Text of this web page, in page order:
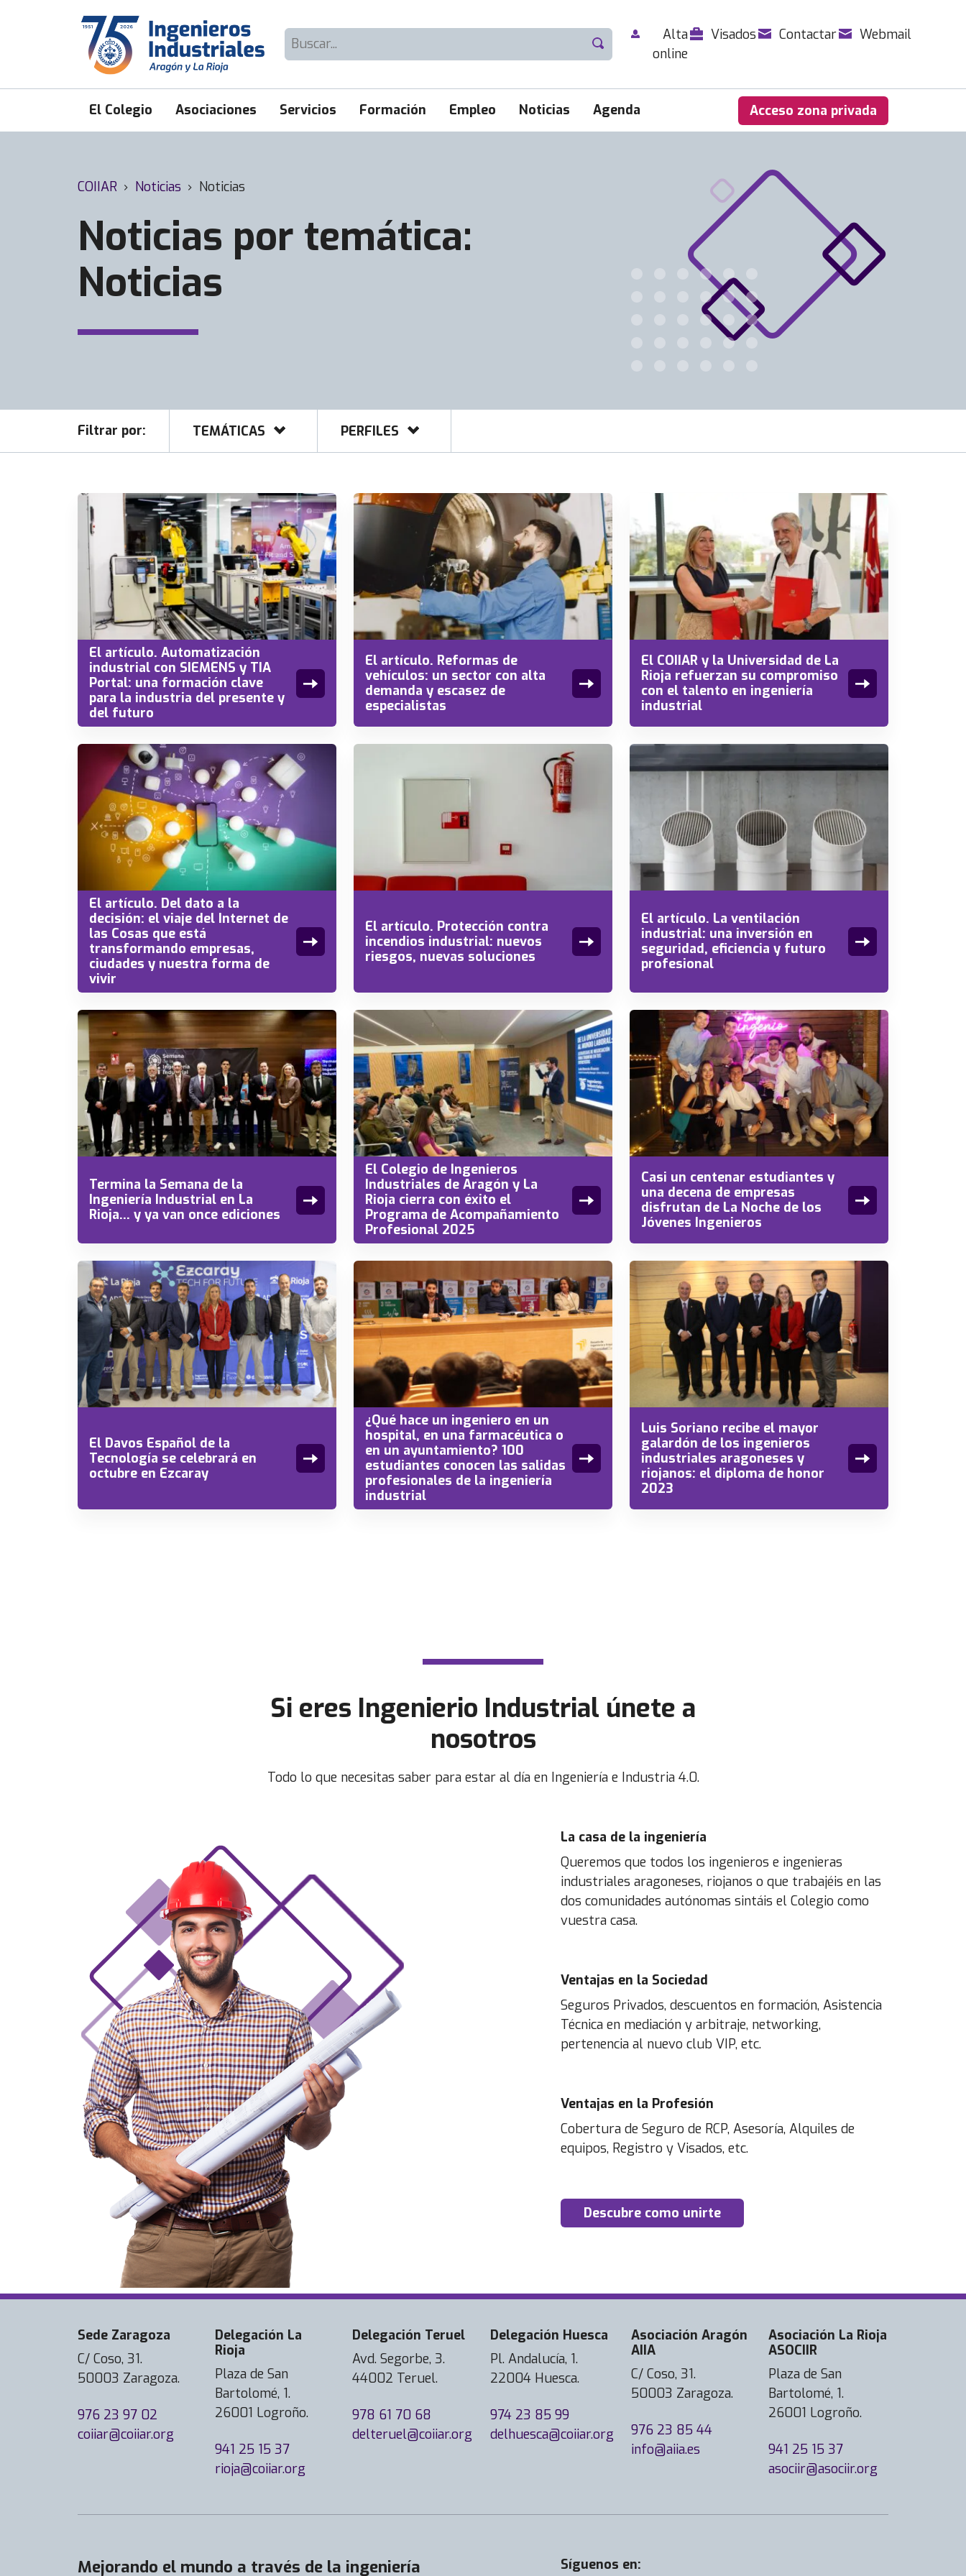
Buscar:
Alta
online
Visados Contactar Webmail
El Colegio Asociaciones Servicios Formación Empleo Noticias Agenda Acceso zona privada
COIIAR › Noticias › Noticias
Noticias por temática:
Noticias
Filtrar por: TEMÁTICAS PERFILES
El artículo. Automatización
industrial con SIEMENS y TIA
Portal: una formación clave
para la industria del presente y
del futuro
El artículo. Reformas de
vehículos: un sector con alta
demanda y escasez de
especialistas
El COIIAR y la Universidad de La
Rioja refuerzan su compromiso
con el talento en ingeniería
industrial
El artículo. Del dato a la
decisión: el viaje del Internet de
las Cosas que está
transformando empresas,
ciudades y nuestra forma de
vivir
El artículo. Protección contra
incendios industrial: nuevos
riesgos, nuevas soluciones
El artículo. La ventilación
industrial: una inversión en
seguridad, eficiencia y futuro
profesional
Termina la Semana de la
Ingeniería Industrial en La
Rioja… y ya van once ediciones
El Colegio de Ingenieros
Industriales de Aragón y La
Rioja cierra con éxito el
Programa de Acompañamiento
Profesional 2025
Casi un centenar estudiantes y
una decena de empresas
disfrutan de La Noche de los
Jóvenes Ingenieros
El Davos Español de la
Tecnología se celebrará en
octubre en Ezcaray
¿Qué hace un ingeniero en un
hospital, en una farmacéutica o
en un ayuntamiento? 100
estudiantes conocen las salidas
profesionales de la ingeniería
industrial
Luis Soriano recibe el mayor
galardón de los ingenieros
industriales aragoneses y
riojanos: el diploma de honor
2023
Si eres Ingenierio Industrial únete a
nosotros
Todo lo que necesitas saber para estar al día en Ingeniería e Industria 4.0.
La casa de la ingeniería
Queremos que todos los ingenieros e ingenieras
industriales aragoneses, riojanos o que trabajéis en las
dos comunidades autónomas sintáis el Colegio como
vuestra casa.
Ventajas en la Sociedad
Seguros Privados, descuentos en formación, Asistencia
Técnica en mediación y arbitraje, networking,
pertenencia al nuevo club VIP, etc.
Ventajas en la Profesión
Cobertura de Seguro de RCP, Asesoría, Alquiles de
equipos, Registro y Visados, etc.
Descubre como unirte
Sede Zaragoza
C/ Coso, 31.
50003 Zaragoza.
976 23 97 02
coiiar@coiiar.org
Delegación La
Rioja
Plaza de San
Bartolomé, 1.
26001 Logroño.
941 25 15 37
rioja@coiiar.org
Delegación Teruel
Avd. Segorbe, 3.
44002 Teruel.
978 61 70 68
delteruel@coiiar.org
Delegación Huesca
Pl. Andalucía, 1.
22004 Huesca.
974 23 85 99
delhuesca@coiiar.org
Asociación Aragón
AIIA
C/ Coso, 31.
50003 Zaragoza.
976 23 85 44
info@aiia.es
Asociación La Rioja
ASOCIIR
Plaza de San
Bartolomé, 1.
26001 Logroño.
941 25 15 37
asociir@asociir.org
Mejorando el mundo a través de la ingeniería Síguenos en: